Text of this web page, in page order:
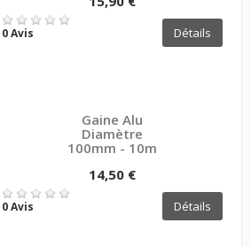
0 Avis Détails
Gaine Alu
Diamètre
100mm - 10m
14,50 €
0 Avis Détails